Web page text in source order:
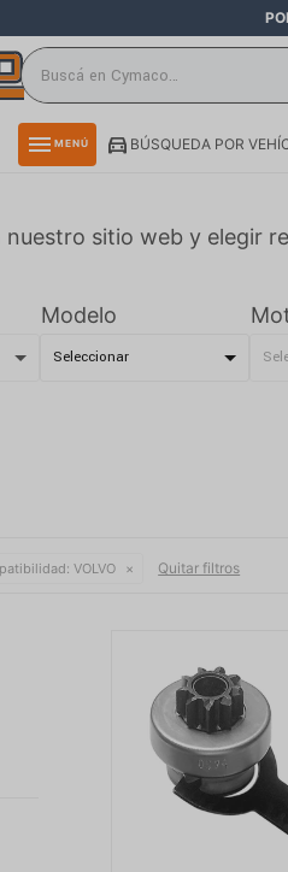
menu MENÚ BÚSQUEDA POR
sitio web y elegir
Modelo
VOLVO Quitar filtros